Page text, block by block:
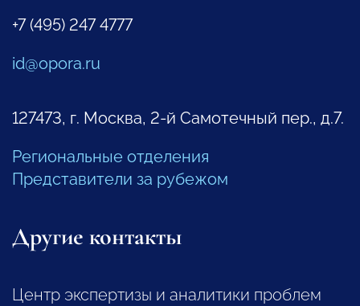
+7 (495) 247 4777
id@opora.ru
127473, г. Москва, 2-й Самотечный пер., д.7.
Региональные отделения
Представители за рубежом
Другие контакты
Центр экспертизы и аналитики проблем